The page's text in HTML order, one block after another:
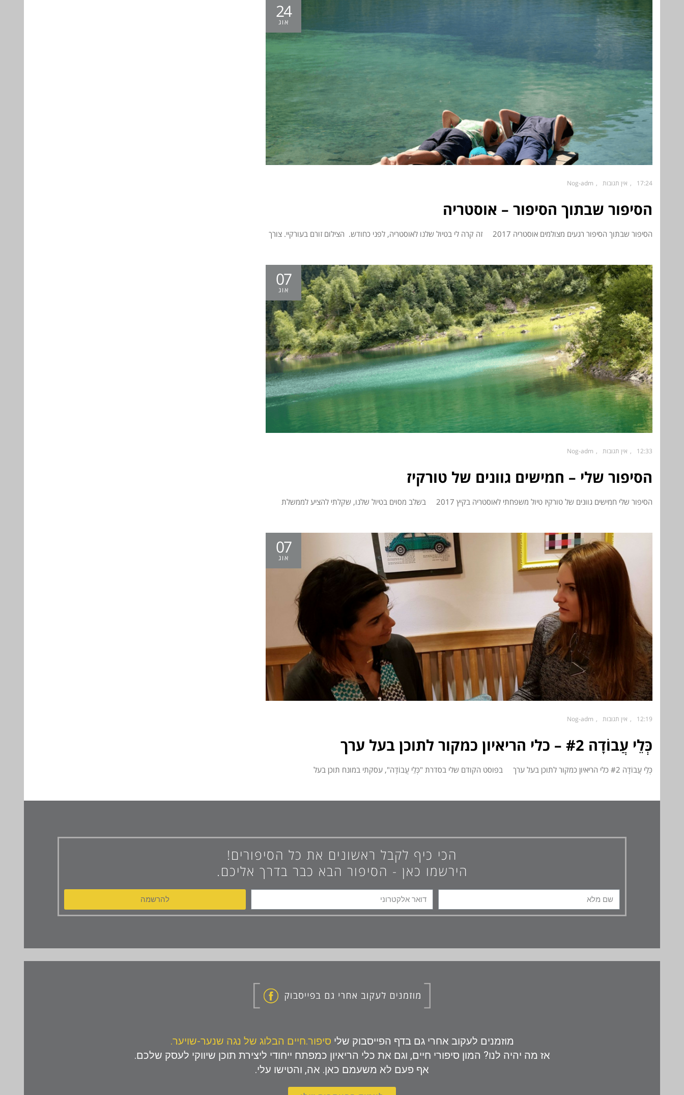
24
אוג
17:24 אין תגובות Nog-adm
הסיפור שבתוך הסיפור – אוסטריה
הסיפור שבתוך הסיפור רגעים מצולמים אוסטריה 2017 זה קרה לי בטיול שלנו לאוסטריה, לפני כחודש. הצילום זורם בעורקיי. צורך
07
אוג
12:33 אין תגובות Nog-adm
הסיפור שלי – חמישים גוונים של טורקיז
הסיפור שלי חמישים גוונים של טורקיז טיול משפחתי לאוסטריה בקיץ 2017 בשלב מסוים בטיול שלנו, שקלתי להציע לממשלת
07
אוג
12:19 אין תגובות Nog-adm
כְּלֵי עֲבוֹדָה #2 – כלי הריאיון כמקור לתוכן בעל ערך
כְּלֵי עֲבוֹדָה #2 כלי הריאיון כמקור לתוכן בעל ערך בפוסט הקודם שלי בסדרת "כְּלֵי עֲבוֹדָה", עסקתי במונח תוכן בעל
הכי כיף לקבל ראשונים את כל הסיפורים!
הירשמו כאן - הסיפור הבא כבר בדרך אליכם.
להרשמה
מוזמנים לעקוב אחרי גם בדף הפייסבוק שלי סיפור.חיים הבלוג של נגה שנער-שויער.
אז מה יהיה לנו? המון סיפורי חיים, וגם את כלי הריאיון כמפתח ייחודי ליצירת תוכן שיווקי לעסק שלכם.
אף פעם לא משעמם כאן. אה, והטישו עלי.